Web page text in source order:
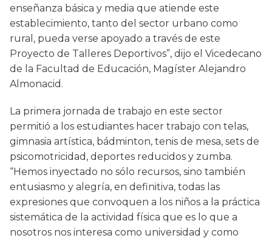
enseñanza básica y media que atiende este
establecimiento, tanto del sector urbano como
rural, pueda verse apoyado a través de este
Proyecto de Talleres Deportivos”, dijo el Vicedecano
de la Facultad de Educación, Magíster Alejandro
Almonacid.
La primera jornada de trabajo en este sector
permitió a los estudiantes hacer trabajo con telas,
gimnasia artística, bádminton, tenis de mesa, sets de
psicomotricidad, deportes reducidos y zumba.
“Hemos inyectado no sólo recursos, sino también
entusiasmo y alegría, en definitiva, todas las
expresiones que convoquen a los niños a la práctica
sistemática de la actividad física que es lo que a
nosotros nos interesa como universidad y como